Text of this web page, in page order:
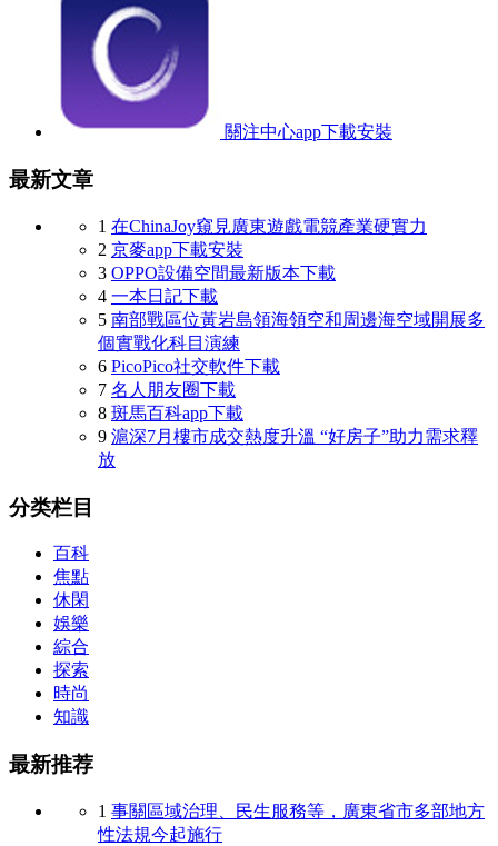
關注中心app下載安裝
最新文章
1 在ChinaJoy窺見廣東遊戲電競產業硬實力
2 京麥app下載安裝
3 OPPO設備空間最新版本下載
4 一本日記下載
5 南部戰區位黃岩島領海領空和周邊海空域開展多
個實戰化科目演練
6 PicoPico社交軟件下載
7 名人朋友圈下載
8 斑馬百科app下載
9 滬深7月樓市成交熱度升溫 “好房子”助力需求釋
放
分类栏目
百科
焦點
休閑
娛樂
綜合
探索
時尚
知識
最新推荐
1 事關區域治理、民生服務等，廣東省市多部地方
性法規今起施行